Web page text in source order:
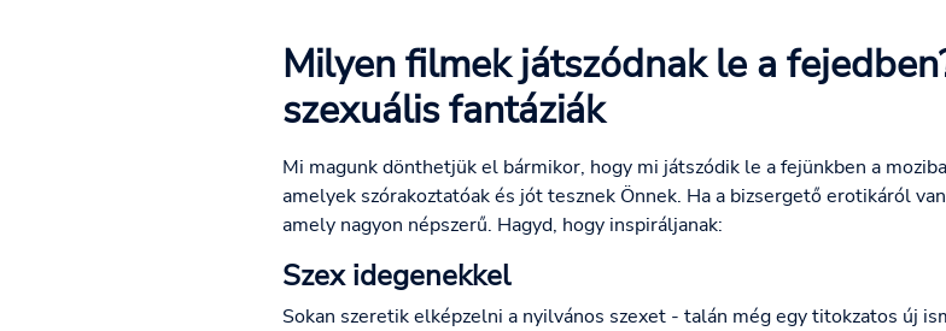
Milyen filmek játszódnak le a
szexuális fantáziák
Mi magunk dönthetjük el bármikor, hogy mi játszódik le a fejünkben a
amelyek szórakoztatóak és jót tesznek Önnek. Ha a bizsergető erotikáról
amely nagyon népszerű. Hagyd, hogy inspiráljanak:
Szex idegenekkel
Sokan szeretik elképzelni a nyilvános szexet - talán még egy titokzatos új